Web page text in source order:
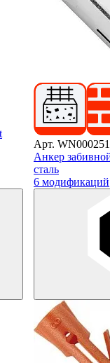
Арт.
Анкер
сталь
6 модификаций